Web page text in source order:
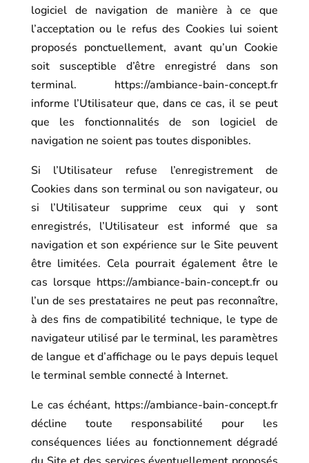
logiciel de navigation de manière à ce que
l’acceptation ou le refus des Cookies lui soient
proposés ponctuellement, avant qu’un Cookie
soit susceptible d’être enregistré dans son
terminal. https://ambiance-bain-concept.fr
informe l’Utilisateur que, dans ce cas, il se peut
que les fonctionnalités de son logiciel de
navigation ne soient pas toutes disponibles.
Si l’Utilisateur refuse l’enregistrement de
Cookies dans son terminal ou son navigateur, ou
si l’Utilisateur supprime ceux qui y sont
enregistrés, l’Utilisateur est informé que sa
navigation et son expérience sur le Site peuvent
être limitées. Cela pourrait également être le
cas lorsque https://ambiance-bain-concept.fr ou
l’un de ses prestataires ne peut pas reconnaître,
à des fins de compatibilité technique, le type de
navigateur utilisé par le terminal, les paramètres
de langue et d’affichage ou le pays depuis lequel
le terminal semble connecté à Internet.
Le cas échéant, https://ambiance-bain-concept.fr
décline toute responsabilité pour les
conséquences liées au fonctionnement dégradé